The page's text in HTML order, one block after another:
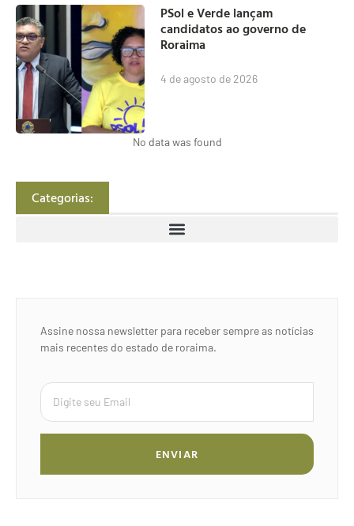
PSol e Verde lançam
candidatos ao governo de
Roraima
4 de agosto de 2026
No data was found
Categorias:
Assine nossa newsletter para receber sempre as notícias
mais recentes do estado de roraima.
ENVIAR